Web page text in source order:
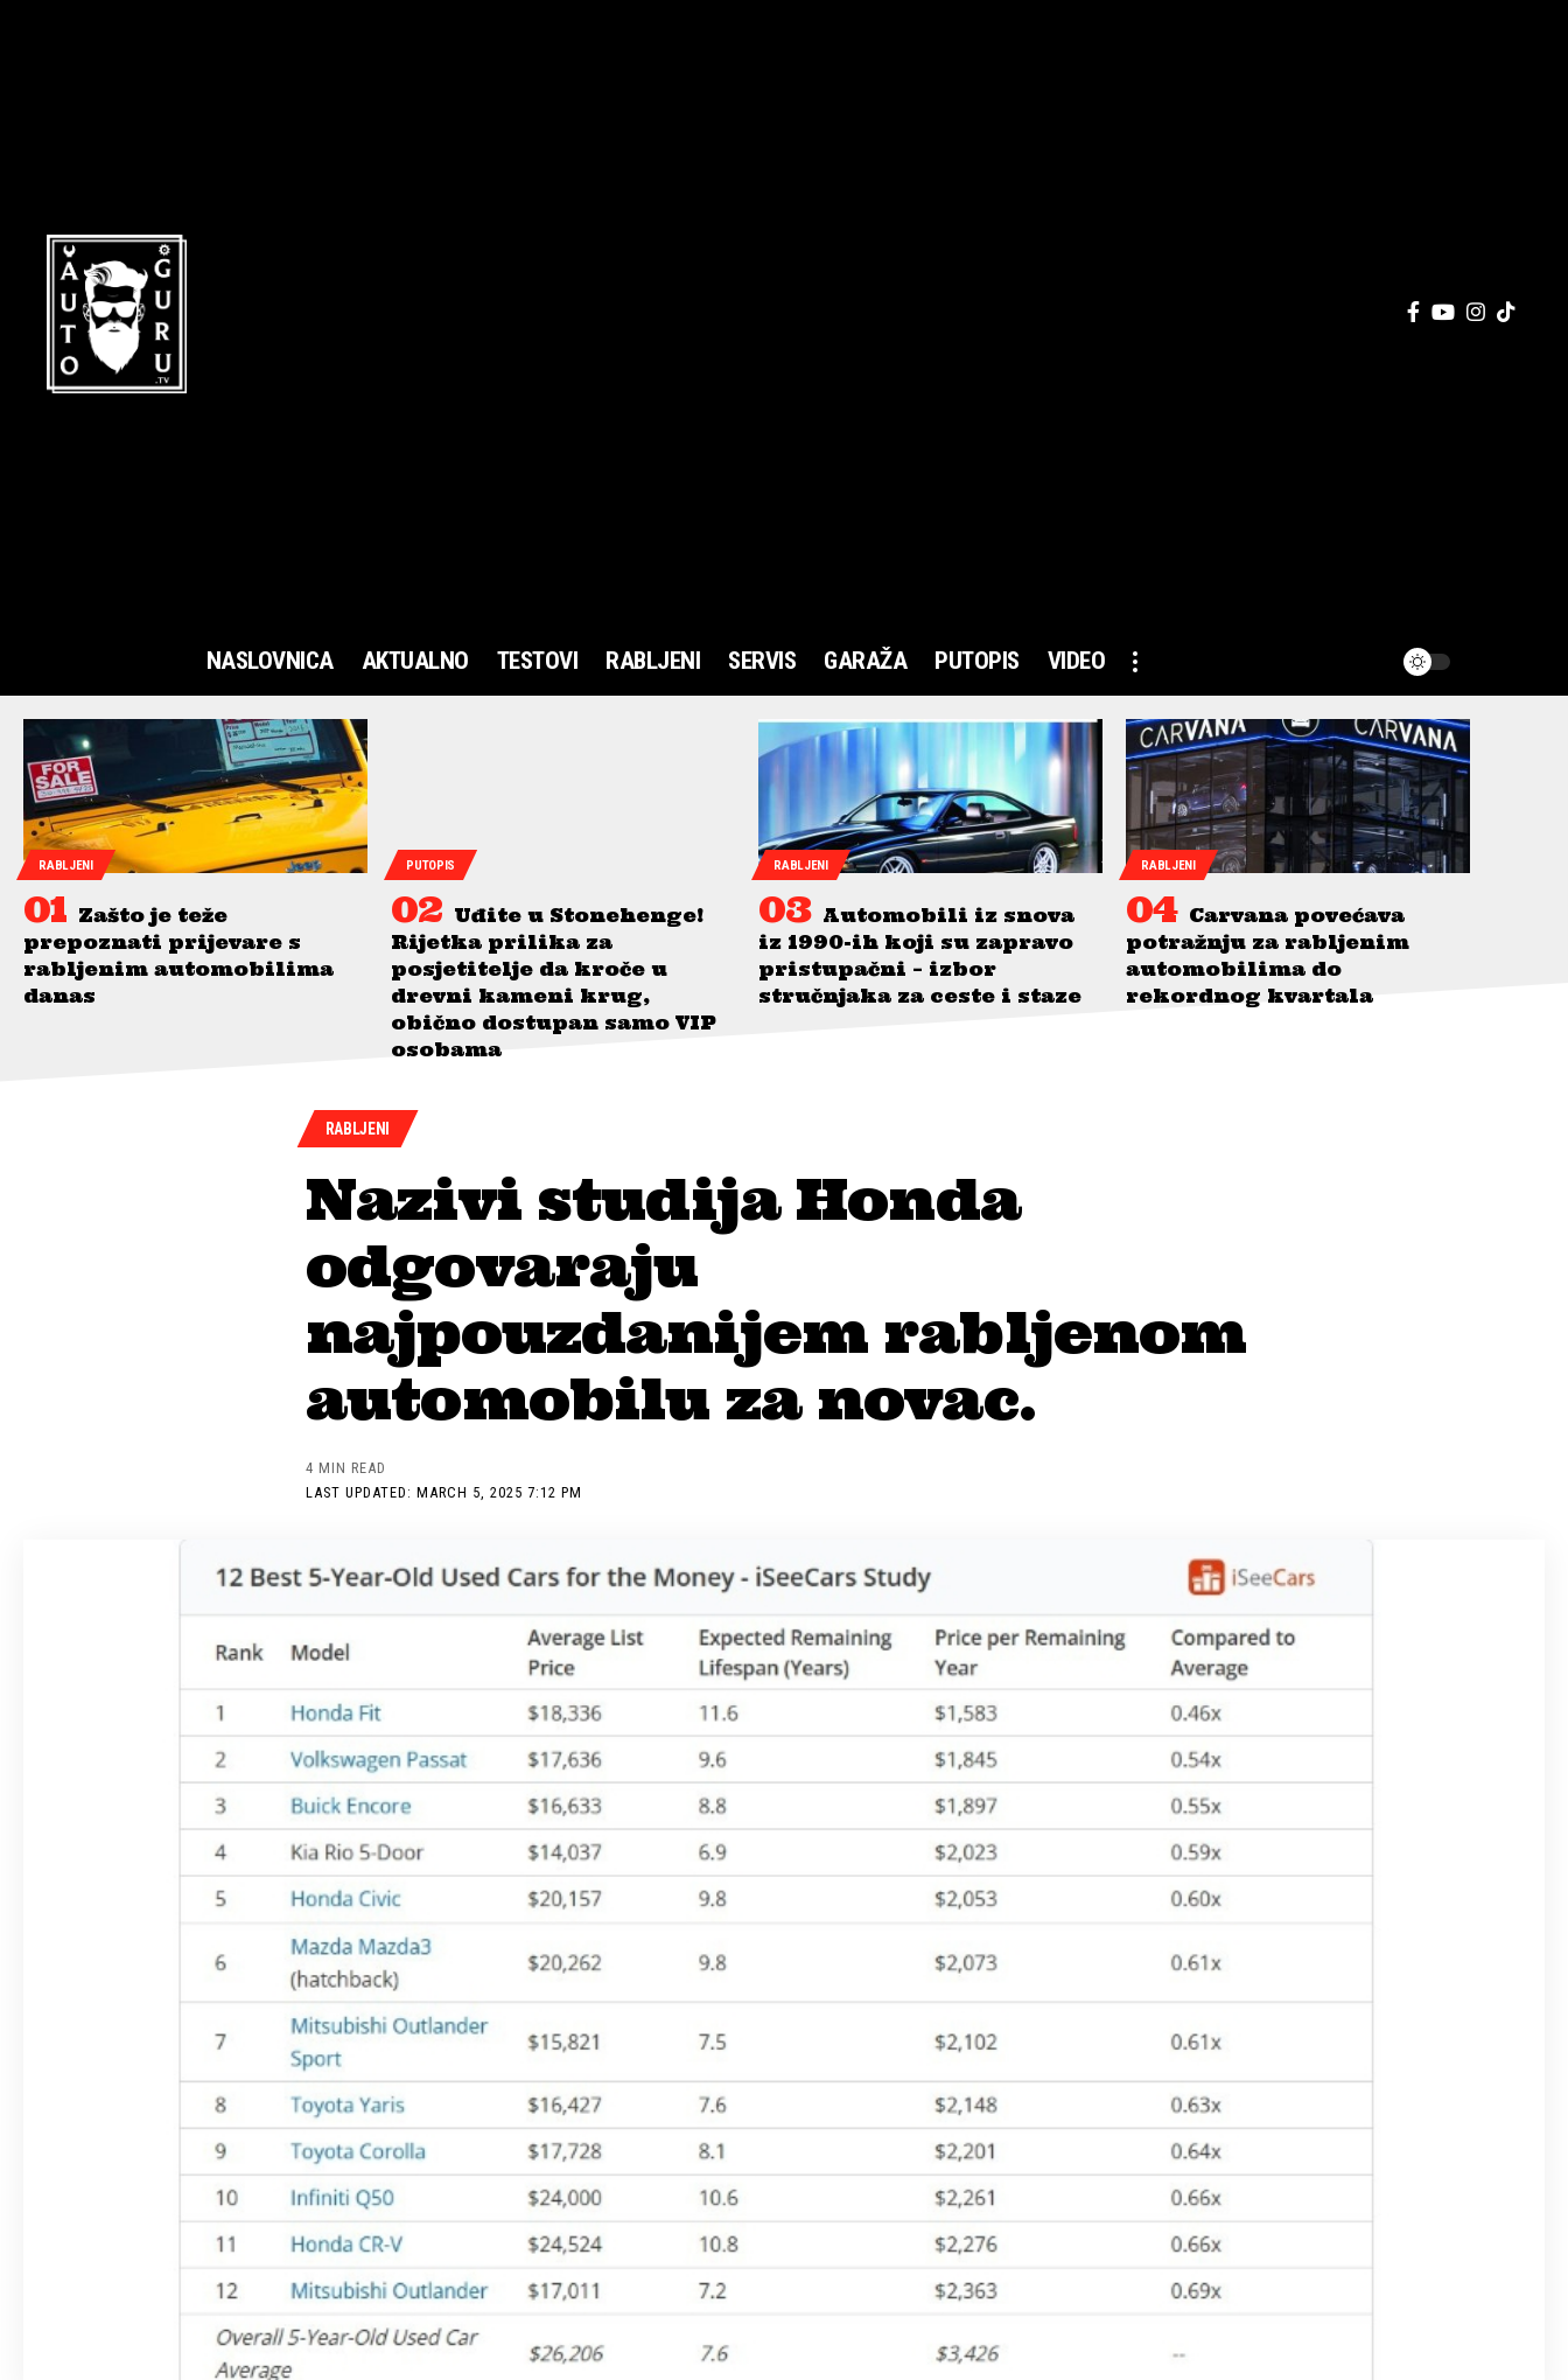
NASLOVNICA AKTUALNO TESTOVI RABLJENI SERVIS GARAŽA PUTOPIS VIDEO
RABLJENI
Zašto je teže
prepoznati prijevare s
rabljenim automobilima
danas
PUTOPIS
Uđite u Stonehenge!
Rijetka prilika za
posjetitelje da kroče u
drevni kameni krug,
obično dostupan samo VIP
osobama
RABLJENI
Automobili iz snova
iz 1990-ih koji su zapravo
pristupačni – izbor
stručnjaka za ceste i staze
RABLJENI
Carvana povećava
potražnju za rabljenim
automobilima do
rekordnog kvartala
RABLJENI
Nazivi studija Honda
odgovaraju
najpouzdanijem rabljenom
automobilu za novac.
LAST UPDATED: MARCH 5, 2025 7:12 PM
4 MIN READ